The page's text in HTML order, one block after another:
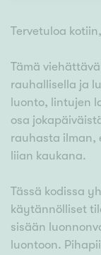
Tervetuloa
Tämä
rauhallisella ja
luonto, lintujen
osa
rauhasta ilman,
liian kaukana.
Tässä kodissa
käytännölliset
sisään
luontoon.